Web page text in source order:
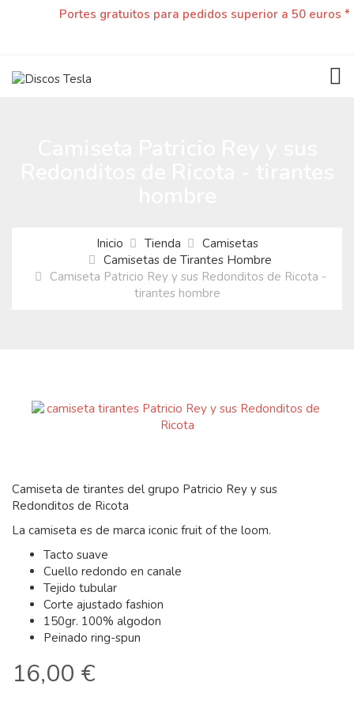
Portes gratuitos para pedidos superior a 50 euros *
Inicio Tienda
Camisetas
Camisetas de Tirantes Hombre
Camiseta Patricio Rey y sus Redonditos de Ricota -
tirantes hombre
Camiseta de tirantes del grupo Patricio Rey y sus
Redonditos de Ricota
La camiseta es de marca iconic fruit of the loom.
Tacto suave
Cuello redondo en canale
Tejido tubular
Corte ajustado fashion
150gr. 100% algodon
Peinado ring-spun
16,00 €